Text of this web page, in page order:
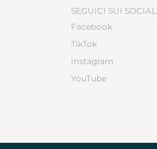
SEGUICI SUI SOCIAL
Facebook
TikTok
Instagram
YouTube